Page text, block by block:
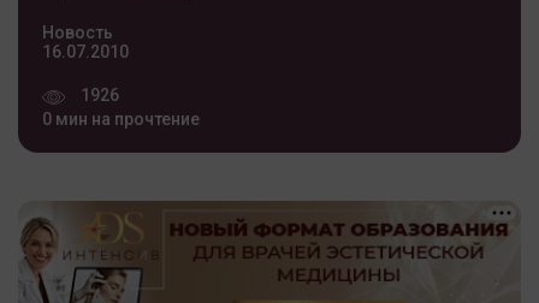
Новость
16.07.2010
1926
0 мин на прочтение